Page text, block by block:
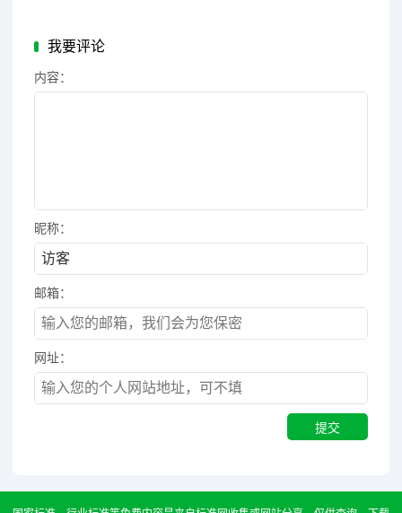
我要评论
内容：
昵称：
邮箱：
网址：